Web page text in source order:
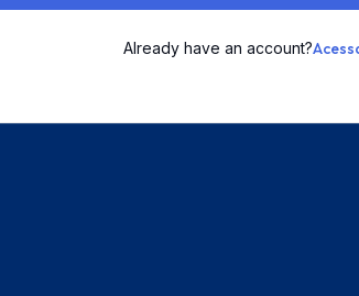
Already have an account?